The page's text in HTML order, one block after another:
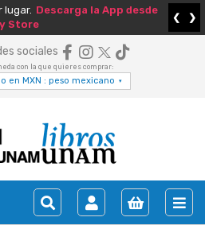
lugar. Descarga la App desde
Store
❮ ❯
sociales
con la que quieres comprar:
en MXN : peso mexicano ▾